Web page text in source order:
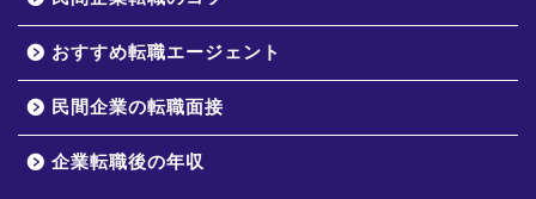
おすすめ転職エージェント
民間企業の転職面接
企業転職後の年収